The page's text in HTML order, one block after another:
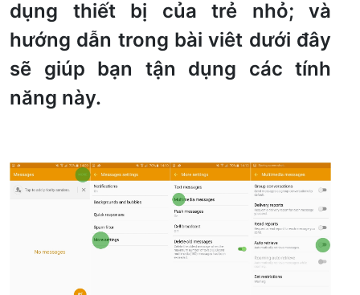
dụng thiết bị của trẻ nhỏ; và
hướng dẫn trong bài viêt dưới đây
sẽ giúp bạn tận dụng các tính
năng này.